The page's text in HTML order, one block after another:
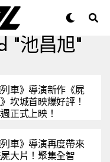
"池昌旭"
列車》導演新作《屍
坎城首映爆好評！
正式上映！
列車》導演再度帶來
大片！聚集全智